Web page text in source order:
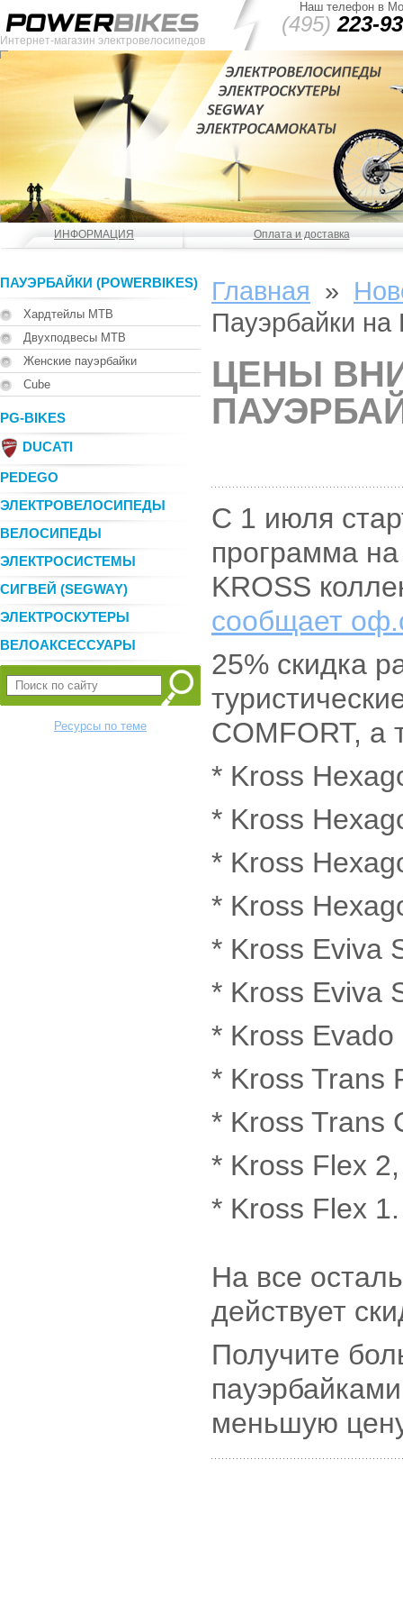
Интернет-магазин электровелосипедов
Наш телефон в
(495) 223-
ИНФОРМАЦИЯ Оплата и доставка
ПАУЭРБАЙКИ (POWERBIKES)
Хардтейлы MTB
Двухподвесы MTB
Женские пауэрбайки
Cube
PG-BIKES
DUCATI
PEDEGO
ЭЛЕКТРОВЕЛОСИПЕДЫ
ВЕЛОСИПЕДЫ
ЭЛЕКТРОСИСТЕМЫ
СИГВЕЙ (SEGWAY)
ЭЛЕКТРОСКУТЕРЫ
ВЕЛОАКСЕССУАРЫ
Ресурсы по теме
Главная »
Пауэрбайки на
ЦЕНЫ
С 1 июля
программа
KROSS
сообщает
25% скидка
COMFORT, а
* Kross
* Kross
* Kross
* Kross
* Kross Eviva
* Kross Eviva
* Kross Evado
* Kross Trans
* Kross Trans
* Kross Flex 2,
* Kross Flex 1.
На все
действует
Получите
меньшую